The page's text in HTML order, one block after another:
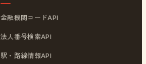
金融機関コードAPI
法人番号検索API
駅・路線情報API